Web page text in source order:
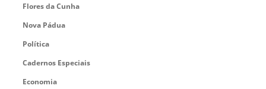
Flores da Cunha
Nova Pádua
Política
Cadernos Especiais
Economia